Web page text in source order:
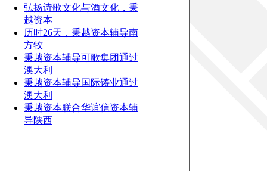
弘扬诗歌文化与酒文化，秉
越资本
历时26天，秉越资本辅导南
方牧
秉越资本辅导可歌集团通过
澳大利
秉越资本辅导国际铸业通过
澳大利
秉越资本联合华谊信资本辅
导陕西